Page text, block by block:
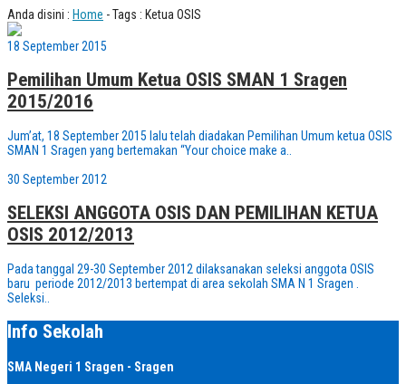
Anda disini : Home -Tags : Ketua OSIS
18 September 2015
Pemilihan Umum Ketua OSIS SMAN 1 Sragen
2015/2016
Jum’at, 18 September 2015 lalu telah diadakan Pemilihan Umum ketua OSIS
SMAN 1 Sragen yang bertemakan “Your choice make a..
30 September 2012
SELEKSI ANGGOTA OSIS DAN PEMILIHAN KETUA
OSIS 2012/2013
Pada tanggal 29-30 September 2012 dilaksanakan seleksi anggota OSIS
baru periode 2012/2013 bertempat di area sekolah SMA N 1 Sragen .
Seleksi..
Info Sekolah
SMA Negeri 1 Sragen - Sragen